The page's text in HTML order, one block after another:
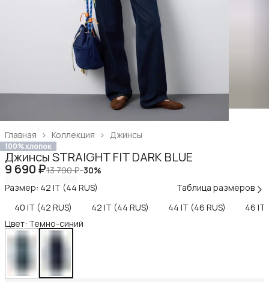
Джинсы
Коллекция ›
Главная ›
100% хлопок
Джинсы STRAIGHT FIT DARK BLUE
9 690 ₽13 790 ₽−30%
Размер: 42 IT (44 RUS)
Таблица размеров
40 IT (42 RUS)
42 IT (44 RUS) 44 IT (46 RUS)
46 IT
Цвет: Темно-синий